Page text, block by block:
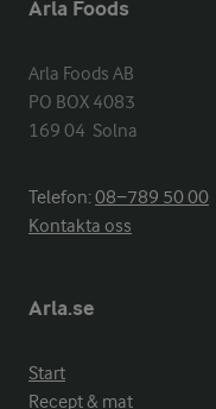
Arla Foods
Arla Foods AB
PO BOX 4083
169 04  Solna
Telefon:08−789 50 00
Kontakta oss
Arla.se
Start
Recept & mat